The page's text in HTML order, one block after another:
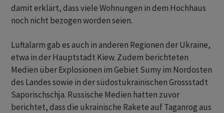
damit erklärt, dass viele Wohnungen in dem Hochhaus
noch nicht bezogen worden seien.
Luftalarm gab es auch in anderen Regionen der Ukraine,
etwa in der Hauptstadt Kiew. Zudem berichteten
Medien über Explosionen im Gebiet Sumy im Nordosten
des Landes sowie in der südostukrainischen Grossstadt
Saporischschja. Russische Medien hatten zuvor
berichtet, dass die ukrainische Rakete auf Taganrog aus